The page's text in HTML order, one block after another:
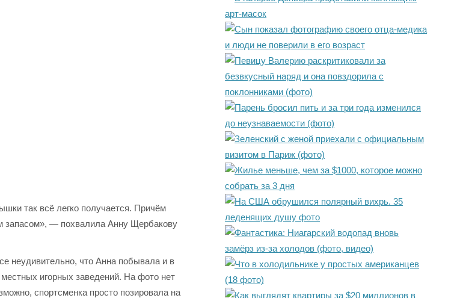
так всё легко получается. Причём
запасом», — похвалила Анну Щербакову
неудивительно, что Анна побывала и в
игорных заведений. На фото нет
спортсменка просто позировала на